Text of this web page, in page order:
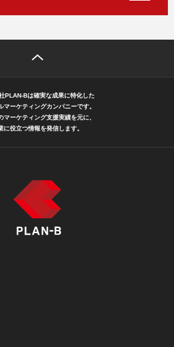
PLAN-Bは確実な成果に特化した
マーケティングカンパニーです。
マーケティング支援実績を元に、
に役立つ情報を発信します。